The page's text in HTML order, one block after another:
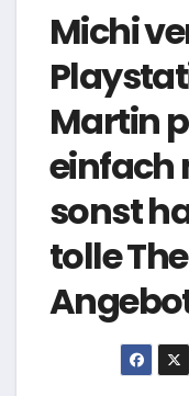
Michi
Martin
einfach
sonst
tolle